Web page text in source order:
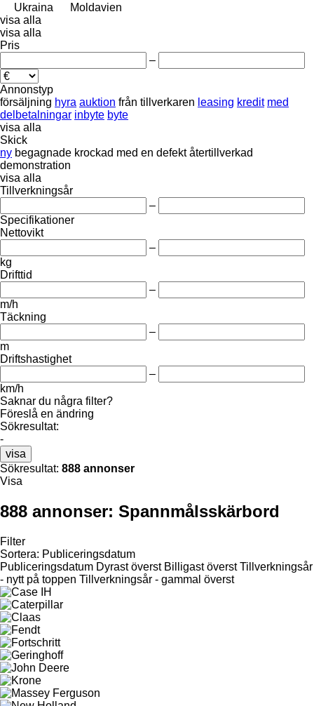
Ukraina
Moldavien
visa alla
visa alla
Pris
–
Annonstyp
försäljning hyra auktion från tillverkaren leasing kredit med
delbetalningar inbyte byte
visa alla
Skick
ny begagnade krockad med en defekt återtillverkad
demonstration
visa alla
Tillverkningsår
–
Specifikationer
Nettovikt
–
kg
Drifttid
–
m/h
Täckning
–
m
Driftshastighet
–
km/h
Saknar du några filter?
Föreslå en ändring
Sökresultat:
-
visa
Sökresultat: 888 annonser
Visa
888 annonser: Spannmålsskärbord
Filter
Sortera: Publiceringsdatum
Publiceringsdatum Dyrast överst Billigast överst Tillverkningsår
- nytt på toppen Tillverkningsår - gammal överst